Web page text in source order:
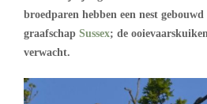
broedparen hebben een nest
graafschap Sussex; de
verwacht.